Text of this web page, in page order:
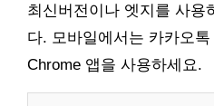
최신버전이나 엣지를 사용
다. 모바일에서는 카카오
Chrome 앱을 사용하세요.